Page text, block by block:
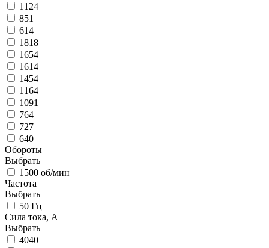
1124
851
614
1818
1654
1614
1454
1164
1091
764
727
640
Обороты
Выбрать
1500 об/мин
Частота
Выбрать
50 Гц
Сила тока, А
Выбрать
4040